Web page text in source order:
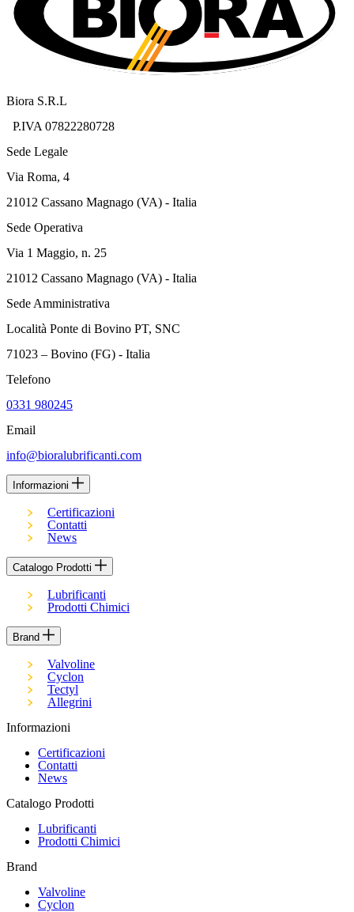
Biora S.R.L
P.IVA 07822280728
Sede Legale
Via Roma, 4
21012 Cassano Magnago (VA) - Italia
Sede Operativa
Via 1 Maggio, n. 25
21012 Cassano Magnago (VA) - Italia
Sede Amministrativa
Località Ponte di Bovino PT, SNC
71023 – Bovino (FG) - Italia
Telefono
0331 980245
Email
info@bioralubrificanti.com
Informazioni
Certificazioni
Contatti
News
Catalogo Prodotti
Lubrificanti
Prodotti Chimici
Brand
Valvoline
Cyclon
Tectyl
Allegrini
Informazioni
Certificazioni
Contatti
News
Catalogo Prodotti
Lubrificanti
Prodotti Chimici
Brand
Valvoline
Cyclon